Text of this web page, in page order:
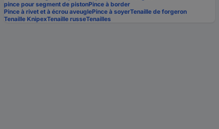
pince pour segment de pistonPince à border
Pince à rivet et à écrou aveuglePince à soyerTenaille de forgeron
Tenaille KnipexTenaille russeTenailles